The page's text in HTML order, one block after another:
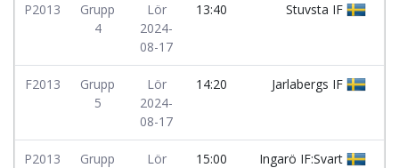
P2013
Grupp
4
Lör
2024-
08-17
13:40 Stuvsta IF
F2013
Grupp
5
Lör
2024-
08-17
14:20 Jarlabergs IF
P2013
Grupp
Lör
15:00 Ingarö IF:Svart